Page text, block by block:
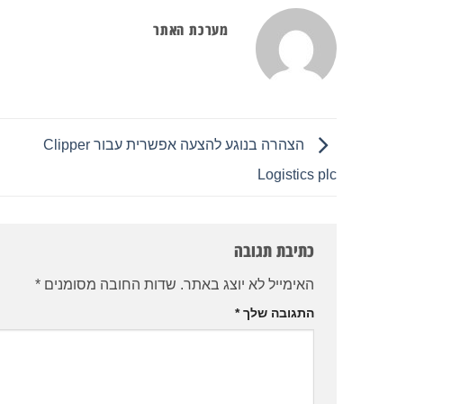
מערכת האתר
הצהרה בנוגע להצעה אפשרית עבור Clipper
Logistics plc
כתיבת תגובה
האימייל לא יוצג באתר. שדות החובה מסומנים *
התגובה שלך*